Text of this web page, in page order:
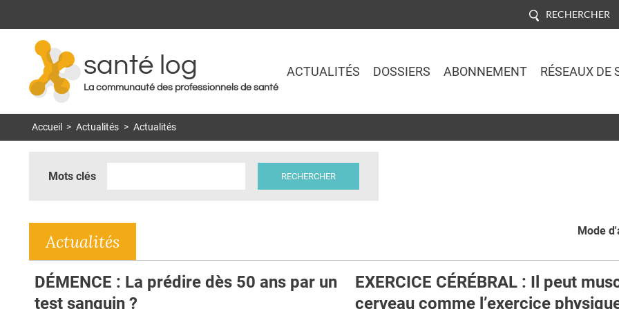
RECHERCHER
santé log
La communauté des professionnels de santé
ACTUALITÉS DOSSIERS ABONNEMENT RÉSEAUX DE
Accueil > Actualités > Actualités
Mots clés
Mode
Actualités
DÉMENCE : La prédire dès 50 ans par un
test sanguin ?
EXERCICE CÉRÉBRAL : Il peut
cerveau comme l’exercice